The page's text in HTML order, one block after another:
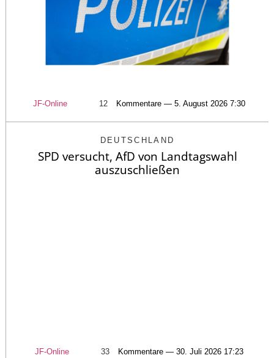
JF-Online 12 Kommentare — 5. August 2026 7:30
DEUTSCHLAND
SPD versucht, AfD von Landtagswahl
auszuschließen
JF-Online 33 Kommentare — 30. Juli 2026 17:23